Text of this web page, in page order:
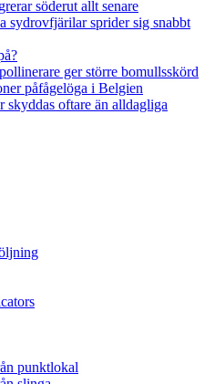
söderut allt senare
sydrovfjärilar sprider sig snabbt
ger större bomullsskörd
påfågelöga i Belgien
skyddas oftare än alldagliga
punktlokal